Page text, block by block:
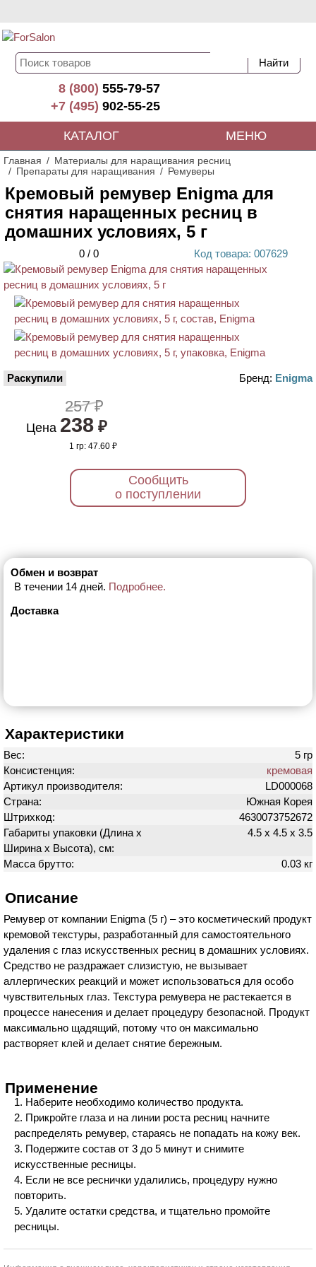
8 (800)555-79-57
+7 (495)902-55-25
КАТАЛОГ МЕНЮ
Главная
Материалы для наращивания ресниц
Препараты для наращивания
Ремуверы
Кремовый ремувер Enigma для
снятия наращенных ресниц в
домашних условиях, 5 г
0 / 0 Код товара: 007629
Раскупили Бренд: Enigma
257 ₽
Цена 238₽
1 гр:47.60 ₽
Сообщить
о поступлении
Обмен и возврат
В течении 14 дней. Подробнее.
Доставка
Характеристики
Вес:
5 гр
Консистенция:
кремовая
Артикул производителя:
LD000068
Страна:
Южная Корея
Штрихкод:
4630073752672
Габариты упаковки (Длина х
Ширина х Высота), см:
4.5 х 4.5 х 3.5
Масса брутто: 0.03 кг
Описание
Ремувер от компании Enigma (5 г) – это косметический продукт
кремовой текстуры, разработанный для самостоятельного
удаления с глаз искусственных ресниц в домашних условиях.
Средство не раздражает слизистую, не вызывает
аллергических реакций и может использоваться для особо
чувствительных глаз. Текстура ремувера не растекается в
процессе нанесения и делает процедуру безопасной. Продукт
максимально щадящий, потому что он максимально
растворяет клей и делает снятие бережным.
Применение
Наберите необходимо количество продукта.
Прикройте глаза и на линии роста ресниц начните
распределять ремувер, стараясь не попадать на кожу век.
Подержите состав от 3 до 5 минут и снимите
искусственные ресницы.
Если не все реснички удалились, процедуру нужно
повторить.
Удалите остатки средства, и тщательно промойте
ресницы.